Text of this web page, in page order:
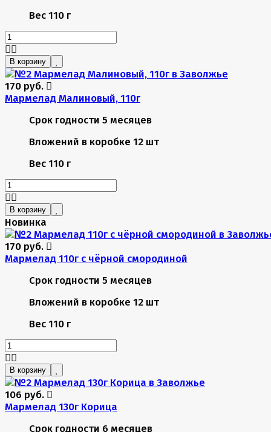
Вес 110 г
В корзину
170 руб.
Мармелад Малиновый, 110г
Срок годности 5 месяцев
Вложений в коробке 12 шт
Вес 110 г
В корзину
Новинка
170 руб.
Мармелад 110г с чёрной смородиной
Срок годности 5 месяцев
Вложений в коробке 12 шт
Вес 110 г
В корзину
106 руб.
Мармелад 130г Корица
Срок годности 6 месяцев